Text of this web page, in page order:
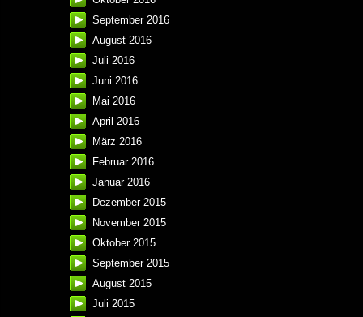
September 2016
August 2016
Juli 2016
Juni 2016
Mai 2016
April 2016
März 2016
Februar 2016
Januar 2016
Dezember 2015
November 2015
Oktober 2015
September 2015
August 2015
Juli 2015